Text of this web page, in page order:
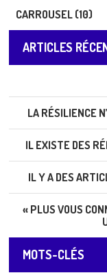
CARROUSEL (10)
ARTICLES
LA RÉSILIENCE
IL EXISTE DES
IL Y A DES
« PLUS VOUS
MOTS-CLÉS